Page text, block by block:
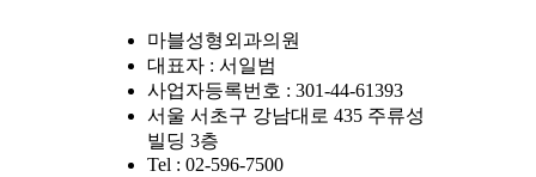
마블성형외과의원
대표자 : 서일범
사업자등록번호 : 301-44-61393
서울 서초구 강남대로 435 주류성
빌딩 3층
Tel : 02-596-7500